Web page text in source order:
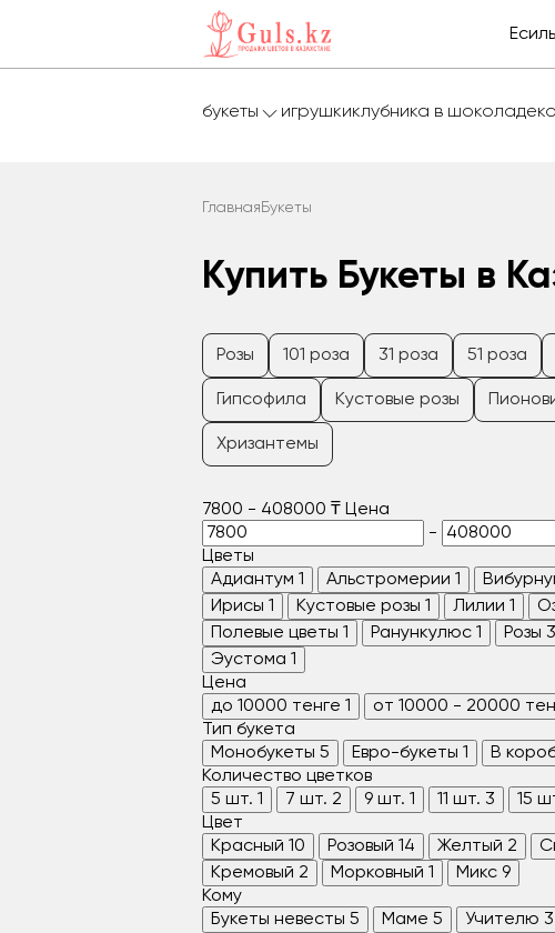
Есиль
букеты игрушкиклубника в шоколаде
Главная Букеты
Купить Букеты в
Розы 101 роза 31 роза 51 роза
Гипсофила Кустовые розы
Хризантемы
7800 - 408000 ₸ Цена
-
Цветы
Адиантум 1 Альстромерии 1
Ирисы 1 Кустовые розы 1 Лилии 1
Полевые цветы 1 Ранункулюс 1 Розы
Эустома 1
Цена
до 10000 тенге 1 от 10000 - 20000
Тип букета
Монобукеты 5 Евро-букеты 1 В
Количество цветков
5 шт. 1 7 шт. 2 9 шт. 1 11 шт. 3 15
Цвет
Красный 10 Розовый 14 Желтый 2
Кремовый 2 Морковный 1 Микс 9
Кому
Букеты невесты 5 Маме 5 Учителю 3